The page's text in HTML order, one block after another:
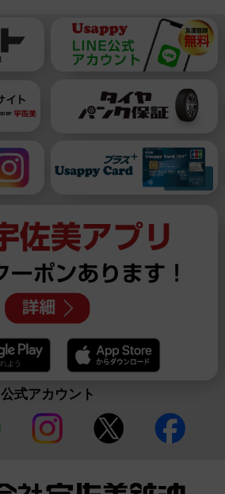
公式アカウント